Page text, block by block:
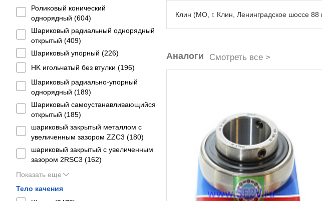
Роликовый конический
однорядный (604)
Шариковый радиальный однорядный
открытый (409)
Шариковый упорный (226)
HK игольчатый без втулки (196)
Шариковый радиально-упорный
однорядный (189)
Шариковый самоустанавливающийся
открытый (185)
шариковый закрытый металлом с
увеличенным зазором ZZC3 (180)
шариковый закрытый с увеличенным
зазором 2RSС3 (162)
Показать еще
Тело качения
Клин (МО, г. Клин, Ленинградское шоссе 88
Аналоги Смотреть все >